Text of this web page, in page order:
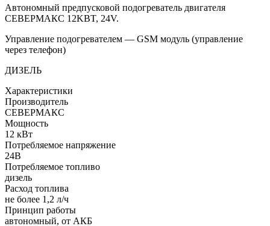
Автономный предпусковой подогреватель двигателя
СЕВЕРМАКС 12KBT, 24V.
Управление подогревателем — GSM модуль (управление
через телефон)
ДИЗЕЛЬ
Характеристики
Производитель
СЕВЕРМАКС
Мощность
12 кВт
Потребляемое напряжение
24В
Потребляемое топливо
дизель
Расход топлива
не более 1,2 л/ч
Принцип работы
автономный, от АКБ